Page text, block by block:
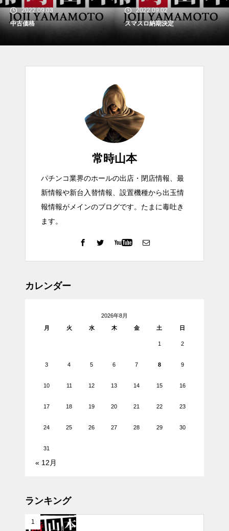
2022.09.03
中古価格
2022.09.02
スマスロ納期決定
常時山本
パチンコ業界のホールの出店・閉店情報、最
新情報や新台入替情報、設置機種から出玉情
報情報がメインのブログです。たまに毒吐き
ます。
カレンダー
2026年8月
月
火 水 木 金 土 日
1 2
3 4 5 6 7 8 9
10 11 12 13 14 15 16
17 18 19 20 21 22 23
24 25 26 27 28 29 30
31
« 12月
ランキング
1